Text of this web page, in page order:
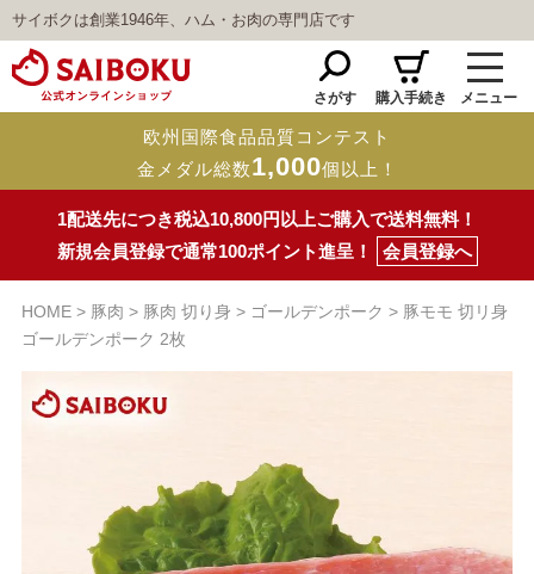
サイボクは創業1946年、ハム・お肉の専門店です
さがす 購入手続き メニュー
欧州国際食品品質コンテスト
金メダル総数1,000個以上！
1配送先につき税込10,800円以上ご購入で送料無料！
新規会員登録で通常100ポイント進呈！
会員登録へ
HOME 豚肉 豚肉 切り身 ゴールデンポーク
豚モモ 切リ身
ゴールデンポーク 2枚